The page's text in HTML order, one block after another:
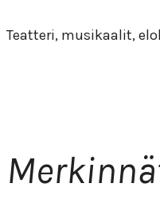
Teatro
Teatteri, musikaalit,